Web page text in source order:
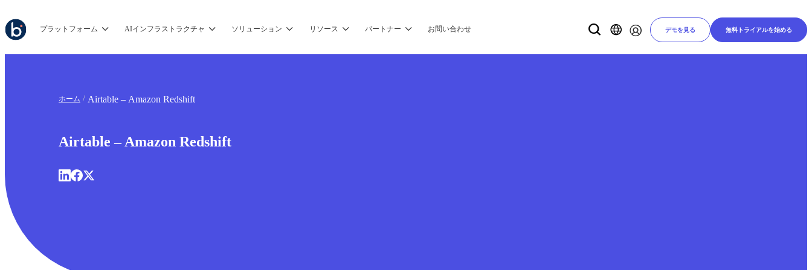
プラットフォーム AIインフラストラクチャ ソリューション リソース パートナー お問い合わせ デモを見る 無料トライアルを始める
ホーム Airtable – Amazon Redshift
Airtable – Amazon Redshift